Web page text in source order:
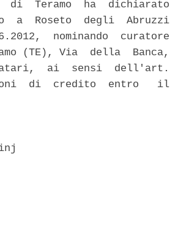
di  Teramo  ha  dichiarato
a  Roseto  degli  Abruzzi
nominando  curatore
(TE), Via  della  Banca,
ai  sensi  dell'art.
di  credito  entro   il